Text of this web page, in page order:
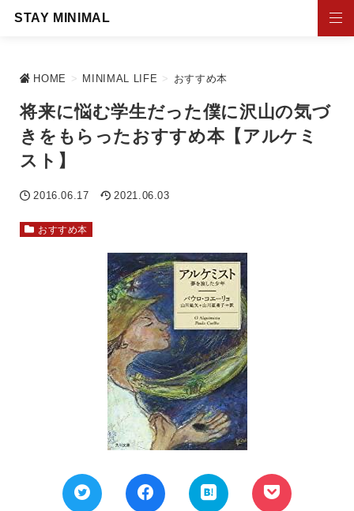
STAY MINIMAL
HOME > MINIMAL LIFE > おすすめ本
将来に悩む学生だった僕に沢山の気づ
きをもらったおすすめ本【アルケミ
スト】
2016.06.17 2021.06.03
おすすめ本